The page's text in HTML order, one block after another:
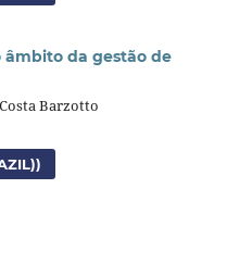
âmbito da gestão de
Barzotto